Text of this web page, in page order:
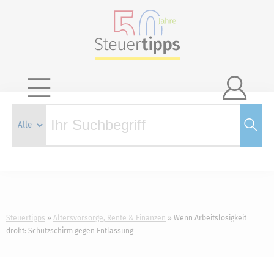

Steuertipps Altersvorsorge, Rente & Finanzen
Wenn Arbeitslosigkeit
droht: Schutzschirm gegen Entlassung